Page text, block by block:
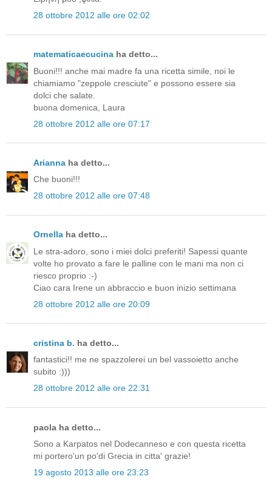
28 ottobre 2012 alle ore 02:02
matematicaecucina ha detto...
Buoni!!! anche mai madre fa una ricetta simile, noi le
chiamiamo "zeppole cresciute" e possono essere sia
dolci che salate.
buona domenica, Laura
28 ottobre 2012 alle ore 07:17
Arianna ha detto...
Che buoni!!!
28 ottobre 2012 alle ore 07:48
Ornella ha detto...
Le stra-adoro, sono i miei dolci preferiti! Sapessi quante
volte ho provato a fare le palline con le mani ma non ci
riesco proprio :-)
Ciao cara Irene un abbraccio e buon inizio settimana
28 ottobre 2012 alle ore 20:09
cristina b. ha detto...
fantastici!! me ne spazzolerei un bel vassoietto anche
subito :)))
28 ottobre 2012 alle ore 22:31
paola ha detto...
Sono a Karpatos nel Dodecanneso e con questa ricetta
mi portero'un po'di Grecia in citta' grazie!
19 agosto 2013 alle ore 23:23